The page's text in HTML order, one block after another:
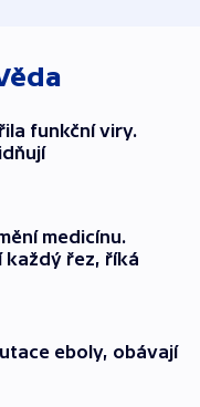
funkční viry.
medicínu.
každý řez, říká
eboly, obávají